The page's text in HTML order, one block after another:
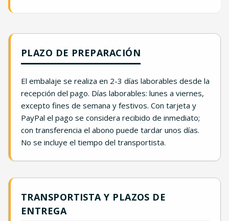
PLAZO DE PREPARACIÓN
El embalaje se realiza en 2-3 días laborables desde la
recepción del pago. Días laborables: lunes a viernes,
excepto fines de semana y festivos. Con tarjeta y
PayPal el pago se considera recibido de inmediato;
con transferencia el abono puede tardar unos días.
No se incluye el tiempo del transportista.
TRANSPORTISTA Y PLAZOS DE
ENTREGA